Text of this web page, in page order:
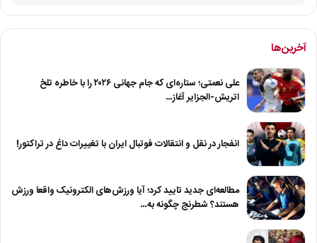
آخرین‌ها
علی نعمتی؛ ستاره‌ای که جام جهانی ۲۰۲۶ را با خاطره تلخ
اتریش-الجزایر آغاز…
انفجار در نقل و انتقالات فوتبال ایران با تغییرات داغ در تراکتور!
مطالعه‌ای جدید تایید کرد؛ آیا ورزش‌های الکترونیک واقعا ورزش
هستند؟ شطرنج چگونه به…